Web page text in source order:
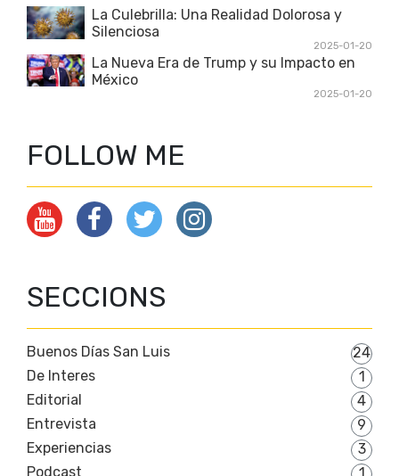
La Culebrilla: Una Realidad Dolorosa y
Silenciosa
2025-01-20
La Nueva Era de Trump y su Impacto en
México
2025-01-20
FOLLOW ME
SECCIONS
Buenos Días San Luis
24
De Interes
1
Editorial
4
Entrevista
9
Experiencias
3
Podcast
1